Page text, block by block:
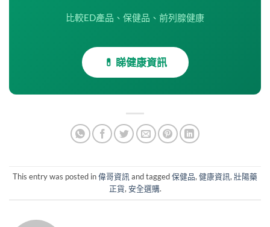
比較ED產品、保健品、前列腺健康
💊 睇健康資訊
This entry was posted in偉哥資訊 and tagged保健品, 健康資訊, 壯陽藥
正貨, 安全選購.